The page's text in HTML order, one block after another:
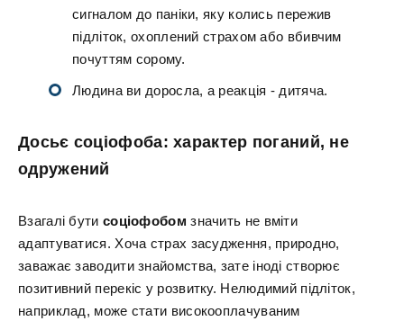
сигналом до паніки, яку колись пережив
підліток, охоплений страхом або вбивчим
почуттям сорому.
Людина ви доросла, а реакція - дитяча.
Досьє соціофоба: характер поганий, не
одружений
Взагалі бути соціофобом значить не вміти
адаптуватися. Хоча страх засудження, природно,
заважає заводити знайомства, зате іноді створює
позитивний перекіс у розвитку. Нелюдимий підліток,
наприклад, може стати високооплачуваним